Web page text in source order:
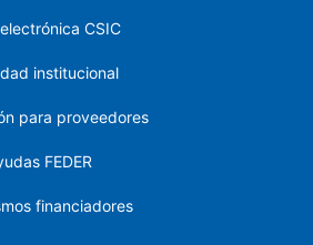
CSIC
institucional
para proveedores
FEDER
financiadores